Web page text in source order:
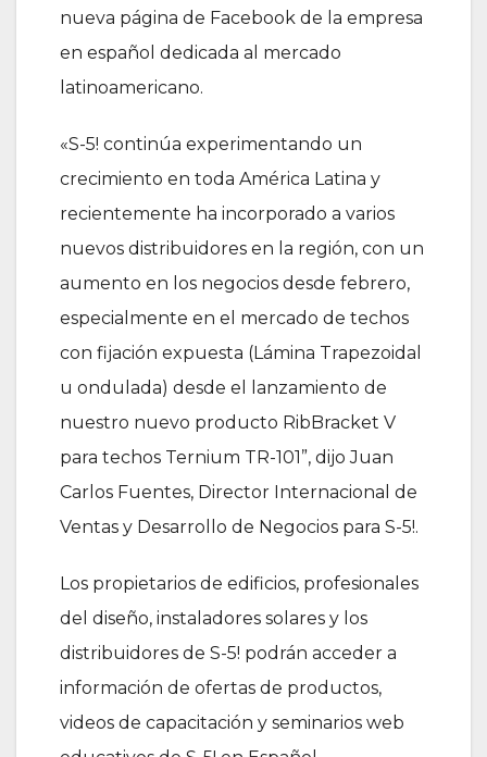
nueva página de Facebook de la empresa
en español dedicada al mercado
latinoamericano.
«S-5! continúa experimentando un
crecimiento en toda América Latina y
recientemente ha incorporado a varios
nuevos distribuidores en la región, con un
aumento en los negocios desde febrero,
especialmente en el mercado de techos
con fijación expuesta (Lámina Trapezoidal
u ondulada) desde el lanzamiento de
nuestro nuevo producto RibBracket V
para techos Ternium TR-101”, dijo Juan
Carlos Fuentes, Director Internacional de
Ventas y Desarrollo de Negocios para S-5!.
Los propietarios de edificios, profesionales
del diseño, instaladores solares y los
distribuidores de S-5! podrán acceder a
información de ofertas de productos,
videos de capacitación y seminarios web